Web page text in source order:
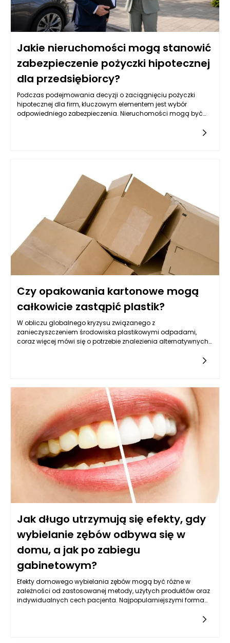
Jakie nieruchomości mogą stanowić
zabezpieczenie pożyczki hipotecznej
dla przedsiębiorcy?
Podczas podejmowania decyzji o zaciągnięciu pożyczki
hipotecznej dla firm, kluczowym elementem jest wybór
odpowiedniego zabezpieczenia. Nieruchomości mogą być
przyszłościowe możliwości zysku oraz rodzaj biznesu, który
przedsiębiorca prowadzi.
Czy opakowania kartonowe mogą
całkowicie zastąpić plastik?
W obliczu globalnego kryzysu związanego z
zanieczyszczeniem środowiska plastikowymi odpadami,
coraz więcej mówi się o potrzebie znalezienia alternatywnych
odnawialny i biodegradowalny, zdaje się idealnie wpisywać
kartonowych powstaje dziś z surowców wtórnych, co
dodatkowo zmniejsza ich ślad węglowy. Jednak mimo
licznych zalet, całkowite wyeliminowanie plastiku na rzecz
kartonu może być trudne w praktyce. Opakowania muszą
bowiem spełniać szereg wymogów – od trwałości i
odporności na wilgoć, po ochronę produktów w transporcie.
Odpowiedź na pytanie o całkowite zastąpienie plastiku przez
karton nie jest więc jednoznaczna.
Jak długo utrzymują się efekty, gdy
wybielanie zębów odbywa się w
domu, a jak po zabiegu
gabinetowym?
Efekty domowego wybielania zębów mogą być różne w
zależności od zastosowanej metody, użytych produktów oraz
indywidualnych cech pacjenta. Najpopularniejszymi formami